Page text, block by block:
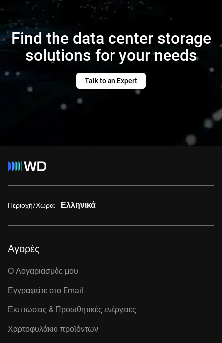
Find the data center storage
solutions for your needs
Talk to an Expert
Περιοχή/Χώρα: Ελληνικά
Αγορές
Ο Λογαριασμός μου
Εγγραφείτε στo Email
Εκπτώσεις & Προωθητικές ενέργειες
Χαρτοφυλάκιο προϊόντων